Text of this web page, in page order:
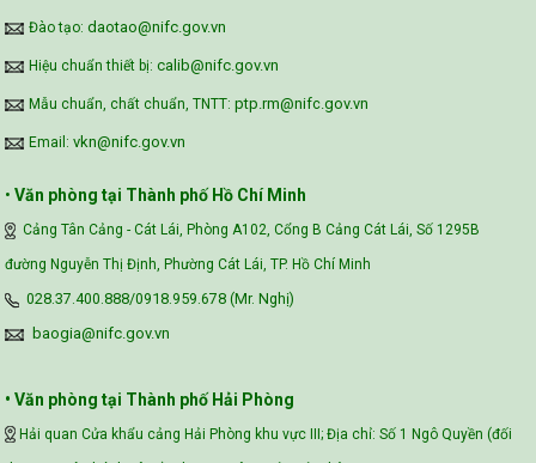
Đào tạo: daotao@nifc.gov.vn
Hiệu chuẩn thiết bị: calib@nifc.gov.vn
Mẫu chuẩn, chất chuẩn, TNTT: ptp.rm@nifc.gov.vn
Email: vkn@nifc.gov.vn
• Văn phòng tại Thành phố Hồ Chí Minh
Cảng Tân Cảng - Cát Lái, Phòng A102, Cổng B Cảng Cát Lái, Số 1295B
đường Nguyễn Thị Định, Phường Cát Lái, TP. Hồ Chí Minh
028.37.400.888/0918.959.678 (Mr. Nghị)
baogia@nifc.gov.vn
• Văn phòng tại Thành phố Hải Phòng
Hải quan Cửa khẩu cảng Hải Phòng khu vực III; Địa chỉ: Số 1 Ngô Quyền (đối